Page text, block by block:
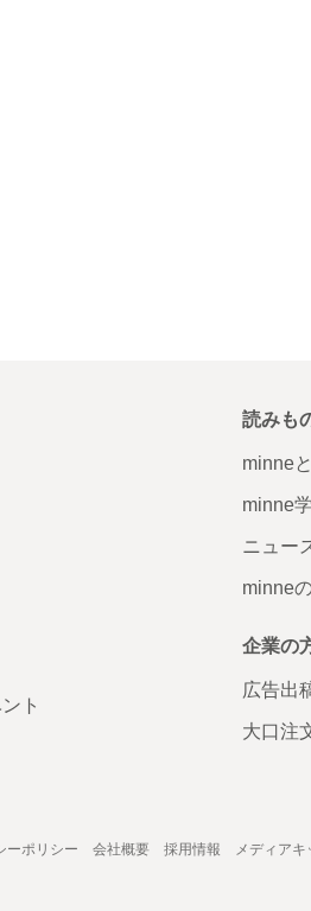
ト
読みも
minne
minne
ニュー
minne
企業の
広告出
大口注
ーポリシー 会社概要 採用情報 メディアキ